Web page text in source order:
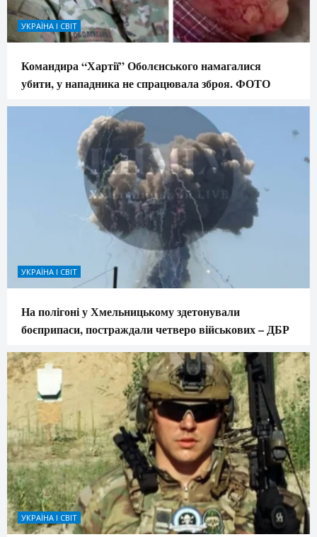
УКРАЇНА І СВІТ
Командира “Хартії” Оболєнського намагалися
убити, у нападника не спрацювала зброя. ФОТО
УКРАЇНА І СВІТ
На полігоні у Хмельницькому здетонували
боєприпаси, постраждали четверо військових – ДБР
УКРАЇНА І СВІТ